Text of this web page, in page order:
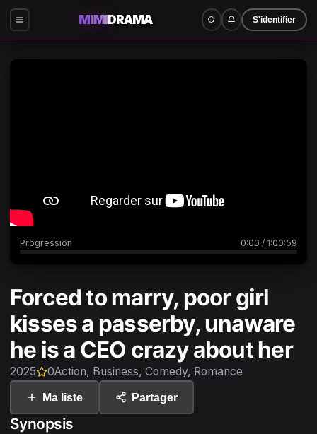
MIMIDRAMA S'identifier
1:00:59
Progression 0:00 / 1:00:59
Forced to marry, poor girl
kisses a passerby, unaware
he is a CEO crazy about her
2025 0Action, Business, Comedy, Romance
Ma liste Partager
Synopsis